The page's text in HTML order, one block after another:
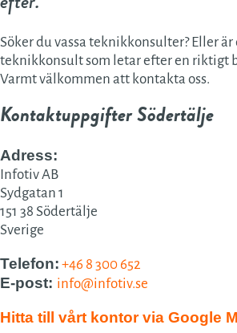
Söker du vassa teknikkonsulter? Eller är
teknikkonsult som letar efter en riktigt
Varmt välkommen att kontakta oss.
Kontaktuppgifter Södertälje
Adress:
Infotiv AB
Sydgatan 1
151 38 Södertälje
Sverige
Telefon: +46 8 300 652
E-post: info@infotiv.se
Hitta till vårt kontor via Google